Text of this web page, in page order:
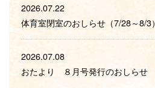
2026.07.22
体育室閉室のおしらせ（7/28～8/3）
2026.07.08
おたより ８月号発行のおしらせ